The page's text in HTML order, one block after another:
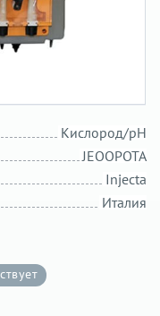
Кислород/pH
JEOOPOTA
Injecta
Италия